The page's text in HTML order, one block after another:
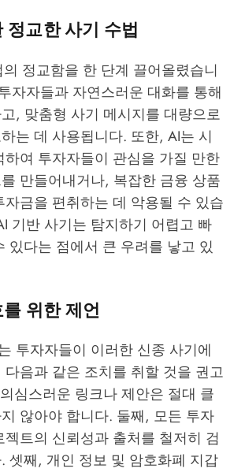
정교한 사기 수법
정교함을 한 단계 끌어올렸습니
자자들과 자연스러운 대화를 통해
, 맞춤형 사기 메시지를 대량으로
는 데 사용됩니다. 또한, AI는 시
하여 투자자들이 관심을 가질 만한
만들어내거나, 복잡한 금융 상품
자금을 편취하는 데 악용될 수 있습
기반 사기는 탐지하기 어렵고 빠
있다는 점에서 큰 우려를 낳고 있
위한 제언
투자자들이 이러한 신종 사기에
다음과 같은 조치를 취할 것을 권고
심스러운 링크나 제안은 절대 클
않아야 합니다. 둘째, 모든 투자
젝트의 신뢰성과 출처를 철저히 검
셋째, 개인 정보 및 암호화폐 지갑